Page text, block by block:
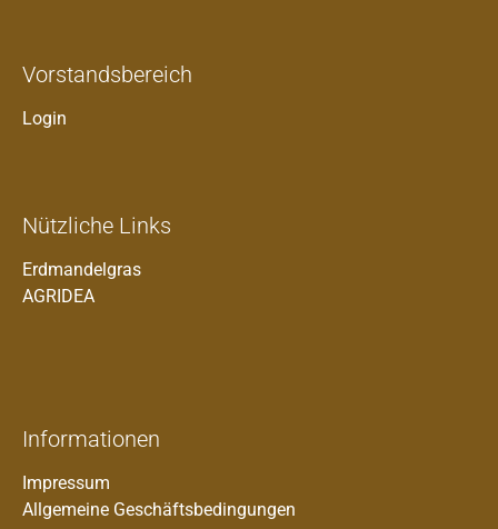
Vorstandsbereich
Login
Nützliche Links
Erdmandelgras
AGRIDEA
Informationen
Impressum
Allgemeine Geschäftsbedingungen